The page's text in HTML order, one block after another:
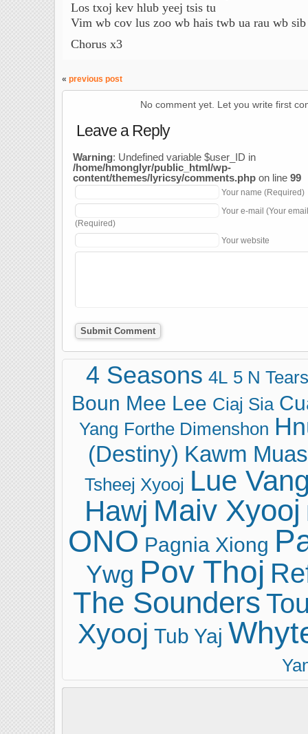
Los txoj kev hlub yeej tsis tu
Vim wb cov lus zoo wb hais twb ua rau wb
Chorus x3
« previous post
No comment yet. Let you write first
Leave a Reply
Warning: Undefined variable $user_ID in
/home/hmonglyr/public_html/wp-
content/themes/lyricsy/comments.php on line 99
Your name (Required)
Your e-mail (Your
(Required)
Your website
4 Seasons 4L 5 N Tears
Boun Mee Lee Ciaj Sia
Yang Forthe Dimenshon
(Destiny) Kawm Muas
Tsheej Xyooj Lue
Hawj Maiv Xyooj
ONO Pagnia Xiong
Ywg Pov Thoj
The Sounders
Xyooj Tub Yaj